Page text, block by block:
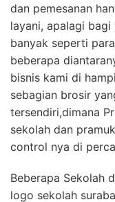
dan pemesanan
layani, apalagi
banyak seperti
beberapa
bisnis kami di
sebagian brosir
tersendiri,dimana
sekolah dan
control nya di
Beberapa Sekolah
logo sekolah